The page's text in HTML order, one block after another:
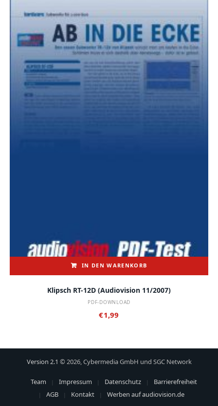
IN DEN WARENKORB
Klipsch RT-12D (audiovision 11/2007)
PDF-DOWNLOAD
€1,99
Version 2.1 © 2026, Cybermedia GmbH und SGC Network
Team Impressum Datenschutz
Barrierefreiheit
AGB
Kontakt Werben auf audiovision.de